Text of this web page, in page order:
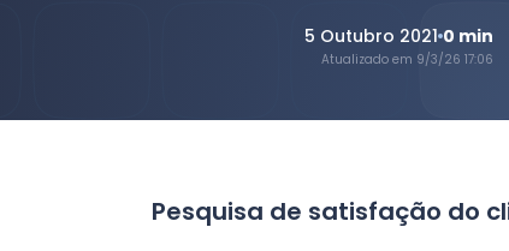
5 Outubro 2021 0 min
Atualizado em 9/3/26 17:06
Pesquisa de satisfação do